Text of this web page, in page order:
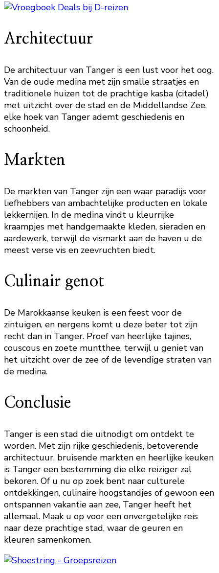
Architectuur
De architectuur van Tanger is een lust voor het oog.
Van de oude medina met zijn smalle straatjes en
traditionele huizen tot de prachtige kasba (citadel)
met uitzicht over de stad en de Middellandse Zee,
elke hoek van Tanger ademt geschiedenis en
schoonheid.
Markten
De markten van Tanger zijn een waar paradijs voor
liefhebbers van ambachtelijke producten en lokale
lekkernijen. In de medina vindt u kleurrijke
kraampjes met handgemaakte kleden, sieraden en
aardewerk, terwijl de vismarkt aan de haven u de
meest verse vis en zeevruchten biedt.
Culinair genot
De Marokkaanse keuken is een feest voor de
zintuigen, en nergens komt u deze beter tot zijn
recht dan in Tanger. Proef van heerlijke tajines,
couscous en zoete muntthee, terwijl u geniet van
het uitzicht over de zee of de levendige straten van
de medina.
Conclusie
Tanger is een stad die uitnodigt om ontdekt te
worden. Met zijn rijke geschiedenis, betoverende
architectuur, bruisende markten en heerlijke keuken
is Tanger een bestemming die elke reiziger zal
bekoren. Of u nu op zoek bent naar culturele
ontdekkingen, culinaire hoogstandjes of gewoon een
ontspannen vakantie aan zee, Tanger heeft het
allemaal. Maak u op voor een onvergetelijke reis
naar deze prachtige stad, waar de geuren en
kleuren samenkomen.